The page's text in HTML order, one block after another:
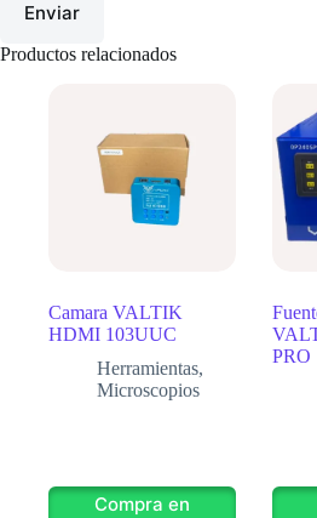
Enviar
Productos relacionados
Camara VALTIK
HDMI 103UUC
Herramientas,
Microscopios
Compra en
PRO